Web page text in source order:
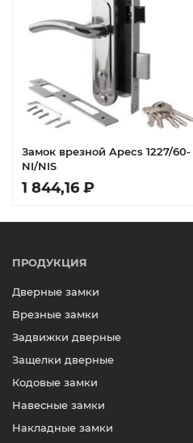
Замок врезной Apecs 1227/60-
NI/NIS
1 844,16 ₽
ПРОДУКЦИЯ
Дверные замки
Врезные замки
Задвижки дверные
Защелки дверные
Кодовые замки
Навесные замки
Накладные замки